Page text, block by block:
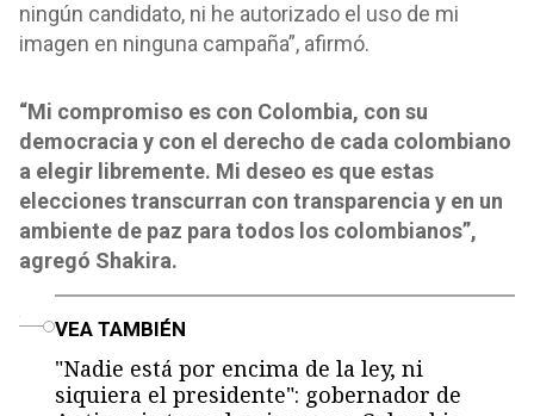
ningún candidato, ni he autorizado el uso de mi
imagen en ninguna campaña”, afirmó.
“Mi compromiso es con Colombia, con su
democracia y con el derecho de cada colombiano
a elegir libremente. Mi deseo es que estas
elecciones transcurran con transparencia y en un
ambiente de paz para todos los colombianos”,
agregó Shakira.
VEA TAMBIÉN
"Nadie está por encima de la ley, ni
siquiera el presidente": gobernador de